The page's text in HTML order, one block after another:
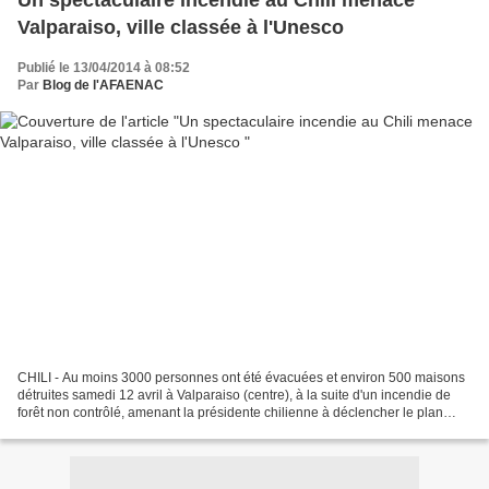
Valparaiso, ville classée à l'Unesco
Publié le 13/04/2014 à 08:52
Par Blog de l'AFAENAC
CHILI - Au moins 3000 personnes ont été évacuées et environ 500 maisons
détruites samedi 12 avril à Valparaiso (centre), à la suite d'un incendie de
forêt non contrôlé, amenant la présidente chilienne à déclencher le plan